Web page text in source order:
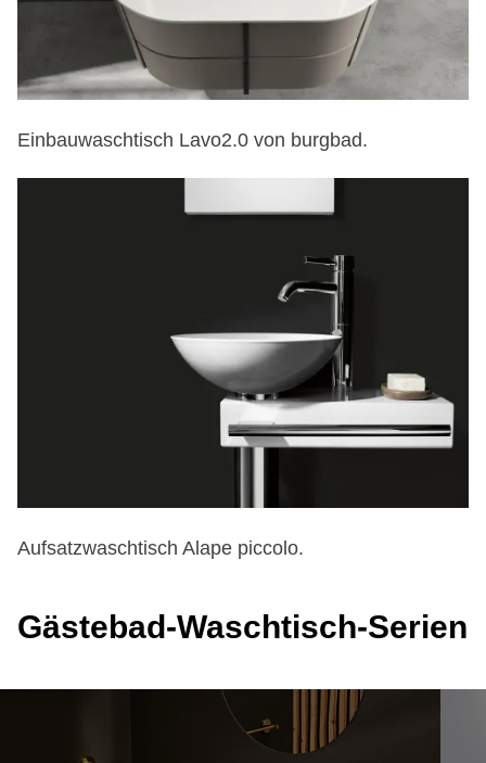
Einbauwaschtisch Lavo2.0 von burgbad.
Aufsatzwaschtisch Alape piccolo.
Gä­ste­bad-Wasch­tisch-Se­ri­en